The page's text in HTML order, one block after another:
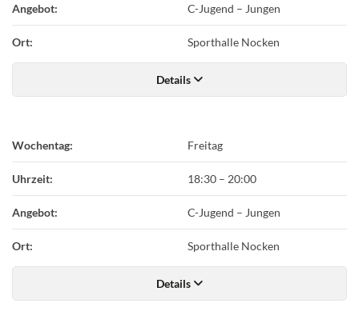
Angebot: C-Jugend – Jungen
Ort: Sporthalle Nocken
Details
Wochentag: Freitag
Uhrzeit: 18:30 – 20:00
Angebot: C-Jugend – Jungen
Ort: Sporthalle Nocken
Details